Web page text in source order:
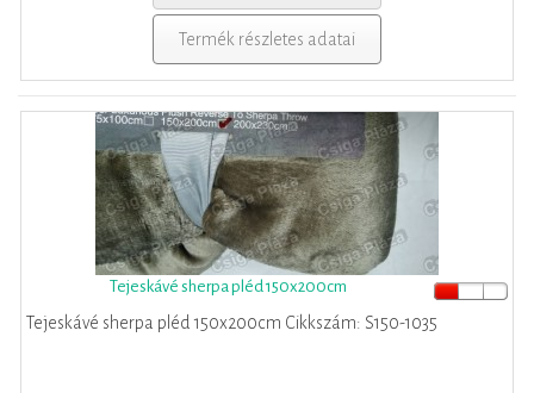
Termék részletes adatai
Tejeskávé sherpa pléd 150x200cm
Tejeskávé sherpa pléd 150x200cm Cikkszám: S150-1035